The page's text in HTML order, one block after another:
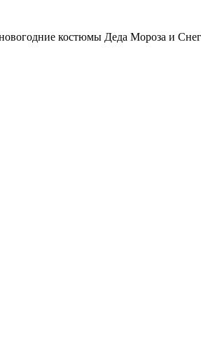
костюмы Деда Мороза и